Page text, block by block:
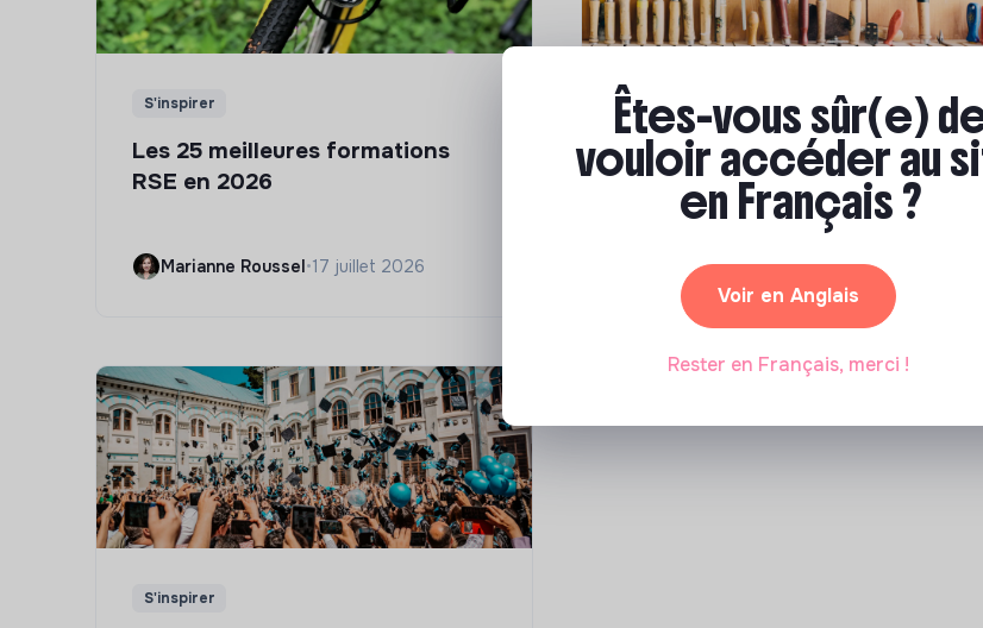
S'inspirer
Les 25 meilleures formations
RSE en 2026
Marianne Roussel•17 juillet 2026
Compétences & formations
Comment se former à la
transition écologique ?
Marianne Roussel•09 janvier 2024
S'inspirer
Êtes-vous sûr(e)
vouloir accéder au
en Français ?
Voir en Anglais
Rester en Français, merci !